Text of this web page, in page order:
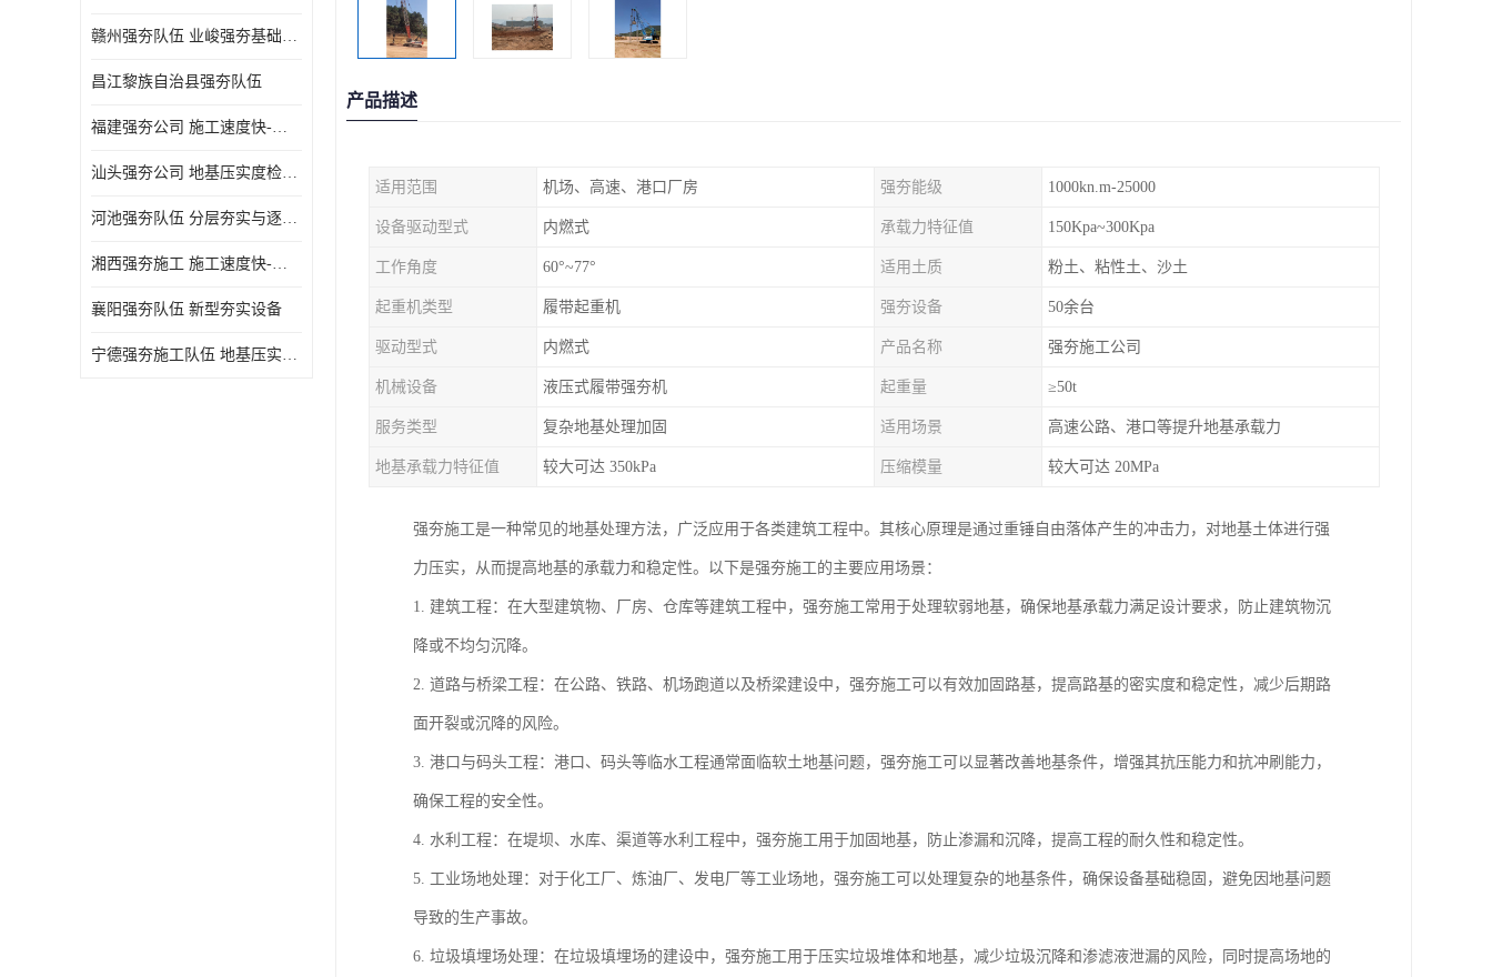
赣州强夯队伍 业峻强夯基础工程
昌江黎族自治县强夯队伍
福建强夯公司 施工速度快-施耐用性强
汕头强夯公司 地基压实度检测方法与标准
河池强夯队伍 分层夯实与逐层检测技术
湘西强夯施工 施工速度快-施耐用性强
襄阳强夯队伍 新型夯实设备
宁德强夯施工队伍 地基压实度检测方法与标准
产品描述
适用范围 机场、高速、港口厂房 强夯能级 1000kn.m-25000
设备驱动型式 内燃式 承载力特征值 150Kpa~300Kpa
工作角度 60°~77° 适用土质 粉土、粘性土、沙土
起重机类型 履带起重机 强夯设备 50余台
驱动型式 内燃式 产品名称 强夯施工公司
机械设备 液压式履带强夯机 起重量 ≥50t
服务类型 复杂地基处理加固 适用场景 高速公路、港口等提升地基承载力
地基承载力特征值 较大可达 350kPa 压缩模量 较大可达 20MPa
强夯施工是一种常见的地基处理方法，广泛应用于各类建筑工程中。其核心原理是通过重锤自由落体产生的冲击力，对地基土体进行强
力压实，从而提高地基的承载力和稳定性。以下是强夯施工的主要应用场景：
1. 建筑工程：在大型建筑物、厂房、仓库等建筑工程中，强夯施工常用于处理软弱地基，确保地基承载力满足设计要求，防止建筑物沉
降或不均匀沉降。
2. 道路与桥梁工程：在公路、铁路、机场跑道以及桥梁建设中，强夯施工可以有效加固路基，提高路基的密实度和稳定性，减少后期路
面开裂或沉降的风险。
3. 港口与码头工程：港口、码头等临水工程通常面临软土地基问题，强夯施工可以显著改善地基条件，增强其抗压能力和抗冲刷能力，
确保工程的安全性。
4. 水利工程：在堤坝、水库、渠道等水利工程中，强夯施工用于加固地基，防止渗漏和沉降，提高工程的耐久性和稳定性。
5. 工业场地处理：对于化工厂、炼油厂、发电厂等工业场地，强夯施工可以处理复杂的地基条件，确保设备基础稳固，避免因地基问题
导致的生产事故。
6. 垃圾填埋场处理：在垃圾填埋场的建设中，强夯施工用于压实垃圾堆体和地基，减少垃圾沉降和渗滤液泄漏的风险，同时提高场地的